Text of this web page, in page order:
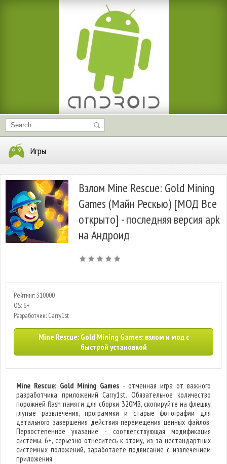
Игры
Взлом Mine Rescue: Gold Mining
Games (Майн Рескью) [МОД Все
открыто] - последняя версия apk
на Андроид
Рейтинг: 310000
OS: 6+
Разработчик: Carry1st
Mine Rescue: Gold Mining Games: взлом и мод с
быстрой установкой
Mine Rescue: Gold Mining Games - отменная игра от важного
разработчика приложений Carry1st. Обязательное количество
порожней flash памяти для сборки 320MB, скопируйте на флешку
глупые развлечения, программки и старые фотографии для
детального завершения действия перемещения ценных файлов.
Первостепенное указание - соответствующая модификация
системы. 6+, серьезно отнеситесь к этому, из-за нестандартных
системных положений, заработаете подвисание с извлечением
приложения.